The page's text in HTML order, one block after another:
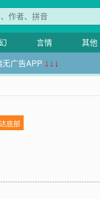
言情 其他
广告APP ↓↓↓
底部